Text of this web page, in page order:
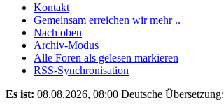
Kontakt
Gemeinsam erreichen wir mehr ..
Nach oben
Archiv-Modus
Alle Foren als gelesen markieren
RSS-Synchronisation
Es ist: 08.08.2026, 08:00 Deutsche Übersetzung: